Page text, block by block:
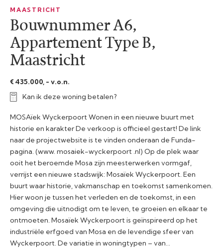
MAASTRICHT
Bouwnummer A6,
Appartement Type B,
Maastricht
€ 435.000, - v.o.n.
Kan ik deze woning betalen?
MOSAïek Wyckerpoort Wonen in een nieuwe buurt met
historie en karakter De verkoop is officieel gestart! De link
naar de projectwebsite is te vinden onderaan de Funda-
pagina. (www. mosaiek-wyckerpoort .nl) Op de plek waar
ooit het beroemde Mosa zijn meesterwerken vormgaf,
verrijst een nieuwe stadswijk: Mosaïek Wyckerpoort. Een
buurt waar historie, vakmanschap en toekomst samenkomen.
Hier woon je tussen het verleden en de toekomst, in een
omgeving die uitnodigt om te leven, te groeien en elkaar te
ontmoeten. Mosaïek Wyckerpoort is geïnspireerd op het
industriële erfgoed van Mosa en de levendige sfeer van
Wyckerpoort. De variatie in woningtypen – van…